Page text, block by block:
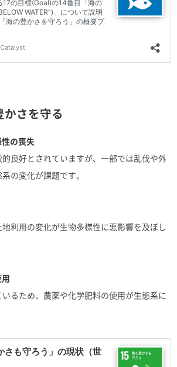
さを守る
の喪失
良好とされていますが、一部では乱伐や外
の変化が課題です。
利用の変化が生物多様性に悪影響を及ぼし
るため、農薬や化学肥料の使用が生態系に